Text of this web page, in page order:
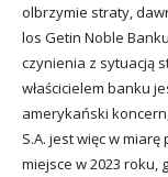
olbrzymie straty,
los Getin Noble
czynienia z sytuacją
właścicielem banku
amerykański
S.A. jest więc w
miejsce w 2023 roku,